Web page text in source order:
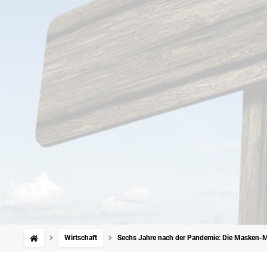
Wirtschaft Sechs Jahre nach der Pandemie: Die